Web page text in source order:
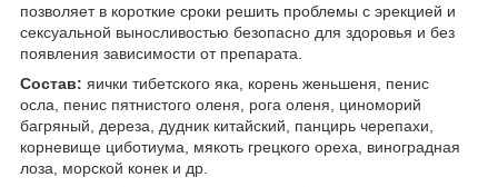
позволяет в короткие сроки решить проблемы с эрекцией и
сексуальной выносливостью безопасно для здоровья и без
появления зависимости от препарата.
Состав: яички тибетского яка, корень женьшеня, пенис
осла, пенис пятнистого оленя, рога оленя, циноморий
багряный, дереза, дудник китайский, панцирь черепахи,
корневище циботиума, мякоть грецкого ореха, виноградная
лоза, морской конек и др.